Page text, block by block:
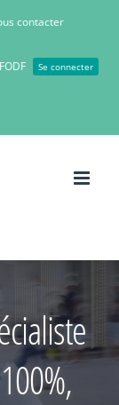
contacter
Se connecter